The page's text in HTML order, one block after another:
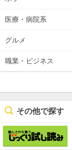
医療・病院系
グルメ
職業・ビジネス
その他で探す